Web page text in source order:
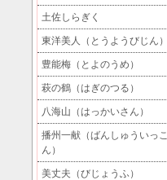
土佐しらぎく
東洋美人（とうようびじん）
豊能梅（とよのうめ）
萩の鶴（はぎのつる）
八海山（はっかいさん）
播州一献（ばんしゅういっこ
ん）
美丈夫（びじょうふ）